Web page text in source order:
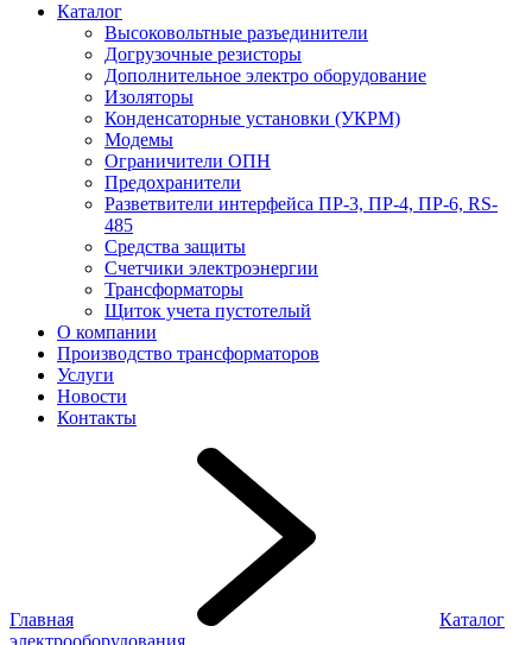
Каталог
Высоковольтные разъединители
Догрузочные резисторы
Дополнительное электро оборудование
Изоляторы
Конденсаторные установки (УКРМ)
Модемы
Ограничители ОПН
Предохранители
Разветвители интерфейса ПР-3, ПР-4, ПР-6, RS-
485
Средства защиты
Счетчики электроэнергии
Трансформаторы
Щиток учета пустотелый
О компании
Производство трансформаторов
Услуги
Новости
Контакты
Главная
Каталог
электрооборудования